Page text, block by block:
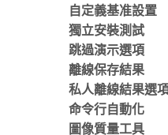
自定義基准設置
獨立安裝測試
跳過演示選項
離線保存結果
私人離線結果選
命令行自動化
圖像質量工具